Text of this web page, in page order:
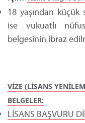
18 yaşından
ise vukuatlı
belgesinin ibraz
VİZE (LİSANS
BELGELER:
LİSANS BAŞVURU